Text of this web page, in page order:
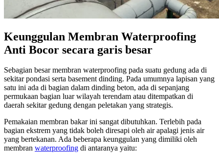
Keunggulan Membran Waterproofing
Anti Bocor secara garis besar
Sebagian besar membran waterproofing pada suatu gedung ada di
sekitar pondasi serta basement dinding. Pada umumnya lapisan yang
satu ini ada di bagian dalam dinding beton, ada di sepanjang
permukaan bagian luar wilayah terendam atau ditempatkan di
daerah sekitar gedung dengan peletakan yang strategis.
Pemakaian membran bakar ini sangat dibutuhkan. Terlebih pada
bagian ekstrem yang tidak boleh diresapi oleh air apalagi jenis air
yang bertekanan. Ada beberapa keunggulan yang dimiliki oleh
membran waterproofing di antaranya yaitu: